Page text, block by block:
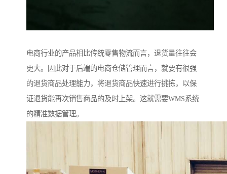
电商行业的产品相比传统零售物流而言，退货量往往会
更大。因此对于后端的电商仓储管理而言，就要有很强
的退货商品处理能力，将退货商品快速进行挑拣，以保
证退货能再次销售商品的及时上架。这就需要WMS系统
的精准数据管理。